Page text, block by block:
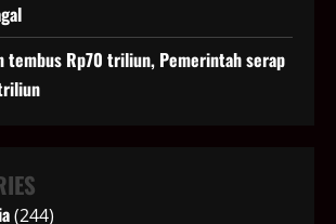
tembus Rp70 triliun, Pemerintah serap
(244)